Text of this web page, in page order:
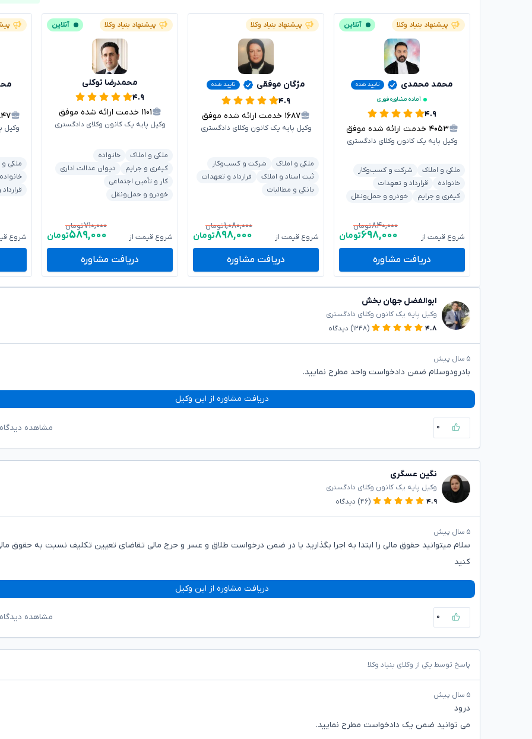
پیشنهاد بنیاد وکلا آنلاین
محمد محمدی
تایید شده
آماده مشاوره فوری
۴.۹
۴۰۵۳ خدمت ارائه شده موفق
وکیل پایه یک کانون وکلای دادگستری
ملکی و املاک
شرکت و کسب‌وکار
خانواده
قرارداد و تعهدات
کیفری و جرایم
خودرو و حمل‌ونقل
شروع قیمت از
۸۴۰,۰۰۰تومان
۶۹۸,۰۰۰تومان
دریافت مشاوره
پیشنهاد بنیاد وکلا
مژگان موفقی تایید شده
۴.۹
۱۶۸۷ خدمت ارائه شده موفق
وکیل پایه یک کانون وکلای دادگستری
ملکی و املاک
شرکت و کسب‌وکار
ثبت اسناد و املاک
قرارداد و تعهدات
بانکی و مطالبات
شروع قیمت از
۱,۰۸۰,۰۰۰تومان
۸۹۸,۰۰۰تومان
دریافت مشاوره
پیشنهاد بنیاد وکلا آنلاین
محمدرضا توکلی
۴.۹
۱۱۰۱ خدمت ارائه شده موفق
وکیل پایه یک کانون وکلای دادگستری
ملکی و املاک
خانواده
کیفری و جرایم
دیوان عدالت اداری
کار و تأمین اجتماعی
خودرو و حمل‌ونقل
شروع قیمت از
۷۱۰,۰۰۰تومان
۵۸۹,۰۰۰تومان
دریافت مشاوره
وکیل
ملکی و
خانواده
شروع
ابوالفضل جهان بخش
وکیل پایه یک کانون وکلای دادگستری
۴.۸
(۱۲۴۸) دیدگاه
۵ سال پیش
بادرودوسلام ضمن دادخواست واحد مطرح نمایید.
دریافت مشاوره از این وکیل
۰ مشاهده
نگین عسگری
وکیل پایه یک کانون وکلای دادگستری
۴.۹
(۴۶) دیدگاه
۵ سال پیش
سلام میتوانید حقوق مالی را ابتدا به اجرا بگذارید یا در ضمن درخواست طلاق و عسر و حرج مالی تقاضای تعیین تکلیف نسبت به حقوق
کنید
دریافت مشاوره از این وکیل
۰ مشاهده
پاسخ توسط یکی از وکلای بنیاد وکلا
۵ سال پیش
درود
می توانید ضمن یک دادخواست مطرح نمایید.